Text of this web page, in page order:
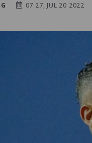
07:27, JUL 20 2022